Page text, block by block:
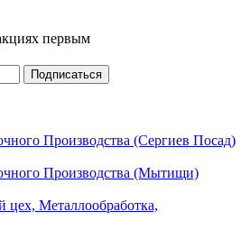
первым
Производства (Сергиев Посад)
Производства (Мытищи)
Металлообработка,